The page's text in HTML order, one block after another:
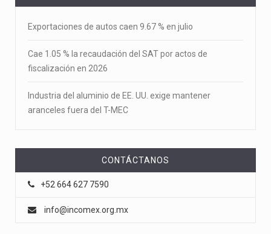
Exportaciones de autos caen 9.67 % en julio
Cae 1.05 % la recaudación del SAT por actos de
fiscalización en 2026
Industria del aluminio de EE. UU. exige mantener
aranceles fuera del T-MEC
CONTÁCTANOS
+52 664 627 7590
info@incomex.org.mx